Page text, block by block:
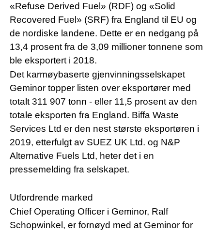
«Refuse Derived Fuel» (RDF) og «Solid
Recovered Fuel» (SRF) fra England til EU og
de nordiske landene. Dette er en nedgang på
13,4 prosent fra de 3,09 millioner tonnene som
ble eksportert i 2018.
Det karmøybaserte gjenvinningsselskapet
Geminor topper listen over eksportører med
totalt 311 907 tonn - eller 11,5 prosent av den
totale eksporten fra England. Biffa Waste
Services Ltd er den nest største eksportøren i
2019, etterfulgt av SUEZ UK Ltd. og N&P
Alternative Fuels Ltd, heter det i en
pressemelding fra selskapet.
Utfordrende marked
Chief Operating Officer i Geminor, Ralf
Schopwinkel, er fornøyd med at Geminor for